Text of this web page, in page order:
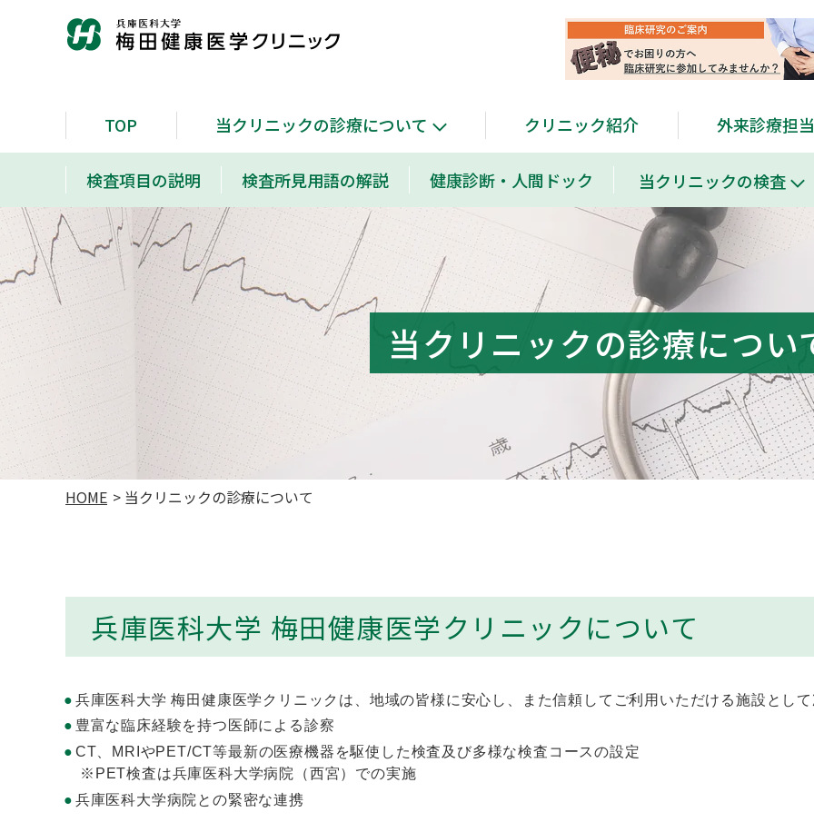
TOP 当クリニックの診療について クリニック紹介 外来診療担
検査項目の説明 検査所見用語の解説 健康診断・人間ドック 当クリニックの検査
当クリニックの診療につい
HOME 当クリニックの診療について
兵庫医科大学 梅田健康医学クリニックについて
兵庫医科大学 梅田健康医学クリニックは、地域の皆様に安心し、また信頼してご利用いただける施設とし
豊富な臨床経験を持つ医師による診察
CT、MRIやPET/CT等最新の医療機器を駆使した検査及び多様な検査コースの設定
※PET検査は兵庫医科大学病院（西宮）での実施
兵庫医科大学病院との緊密な連携